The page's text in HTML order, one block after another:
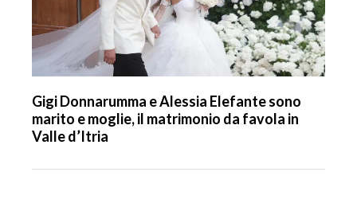
Gigi Donnarumma e Alessia Elefante sono
marito e moglie, il matrimonio da favola in
Valle d’Itria